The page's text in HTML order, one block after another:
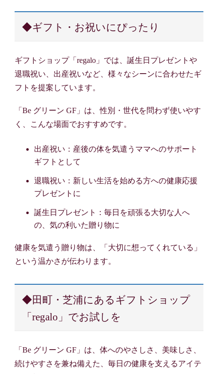
◆ギフト・お祝いにぴったり
ギフトショップ「regalo」では、誕生日プレゼントや
退職祝い、出産祝いなど、様々なシーンに合わせたギ
フトを提案しています。
「Be グリーン GF」は、性別・世代を問わず使いやす
く、こんな場面でおすすめです。
出産祝い：産後の体を気遣うママへのサポート
ギフトとして
退職祝い：新しい生活を始める方への健康応援
プレゼントに
誕生日プレゼント：毎日を頑張る大切な人へ
の、気の利いた贈り物に
健康を気遣う贈り物は、「大切に想ってくれている」
という温かさが伝わります。
◆田町・芝浦にあるギフトショップ
「regalo」でお試しを
「Be グリーン GF」は、体へのやさしさ、美味しさ、
続けやすさを兼ね備えた、毎日の健康を支えるアイテ